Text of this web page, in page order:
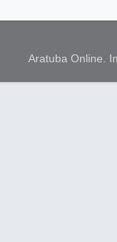
Aratuba Online.